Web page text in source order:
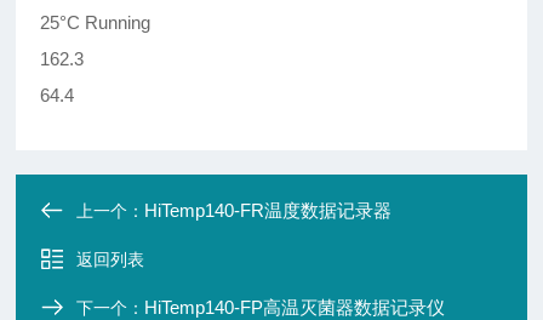
25°C Running
162.3
64.4
上一个： HiTemp140-FR温度数据记录器
返回列表
下一个： HiTemp140-FP高温灭菌器数据记录仪